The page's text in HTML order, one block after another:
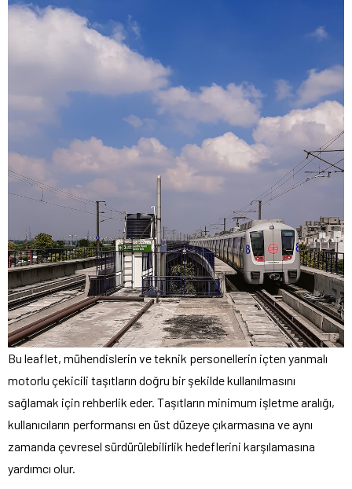
Bu leaflet, mühendislerin ve teknik personellerin içten yanmalı
motorlu çekicili taşıtların doğru bir şekilde kullanılmasını
sağlamak için rehberlik eder. Taşıtların minimum işletme aralığı,
kullanıcıların performansı en üst düzeye çıkarmasına ve aynı
zamanda çevresel sürdürülebilirlik hedeflerini karşılamasına
yardımcı olur.